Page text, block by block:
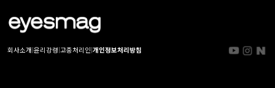
회사소개 윤리강령 고충처리인 개인정보처리방침